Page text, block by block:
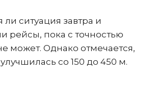
ситуация завтра и
рейсы, пока с точностью
может. Однако отмечается,
со 150 до 450 м.